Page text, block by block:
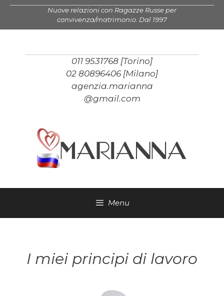
Vai
contenuto
Nuove relazioni con Ragazze Russe per
convivenza/matrimonio. Dal 1997
011 9531768 [Torino]
02 80896406 [Milano]
agenzia.marianna
@gmail.com
Menu
I miei principi di lavoro